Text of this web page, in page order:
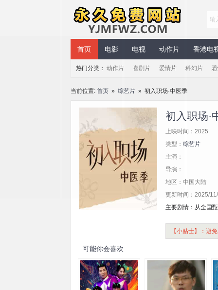
永久免费网站
首页 电影 电视 动作片 香港电
热门分类： 动作片 喜剧片 爱情片 科幻片
当前位置: 首页 » 综艺片 » 初入职场·中医季
初入职场·
上映时间：2025
类型： 综艺片
主演：
导演：
地区：中国大陆
更新时间：2025/
主要剧情：从全国
【小贴士】：避
可能你会喜欢